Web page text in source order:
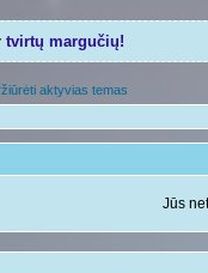
tvirtų margučių!
aktyvias temas
Jūs